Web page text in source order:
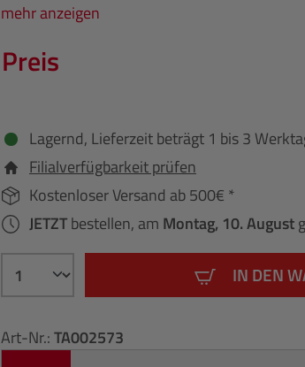
mehr anzeigen
Preis
Lagernd, Lieferzeit beträgt 1 bis 3
Filialverfügbarkeit prüfen
Kostenloser Versand ab 500€ *
JETZTbestellen, am Montag, 10. August
IN DEN
Art-Nr.:TA002573